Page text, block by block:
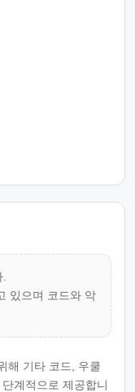
있으며 코드와 악
해 기타 코드, 우쿨
계적으로 제공합니